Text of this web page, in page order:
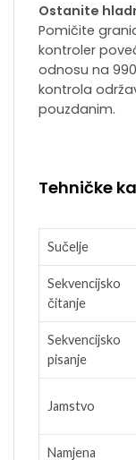
Ostanite
Pomičite
kontroler
odnosu na
kontrola
pouzdanim.
Tehničke
Sučelje
Sekvencijsko
čitanje
Sekvencijsko
pisanje
Jamstvo
Namjena